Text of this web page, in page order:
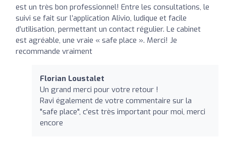
est un très bon professionnel! Entre les consultations, le
suivi se fait sur l’application Alivio, ludique et facile
d’utilisation, permettant un contact régulier. Le cabinet
est agréable, une vraie « safe place ». Merci! Je
recommande vraiment
Florian Loustalet
Un grand merci pour votre retour !
Ravi également de votre commentaire sur la
"safe place", c'est très important pour moi, merci
encore